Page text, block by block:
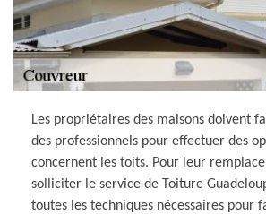
Les propriétaires des maisons doivent
des professionnels pour effectuer des
concernent les toits. Pour leur
solliciter le service de Toiture
toutes les techniques nécessaires pour